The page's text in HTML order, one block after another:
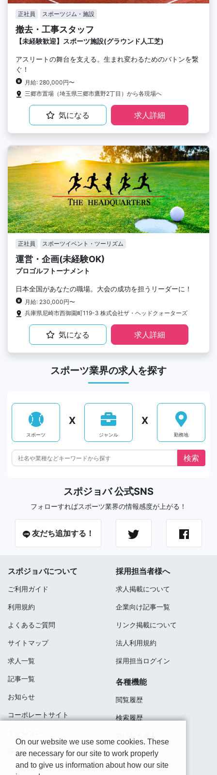
正社員 スポーツジム・施設
撤去・工事スタッフ
【未経験歓迎】スポーツ施設(グラウンド人工芝)
アスリートの舞台を支える。生まれ変わるためのバトンを繋
ぐ！
月給: 280,000円〜
三郷市置場（埼玉県三郷市鷹野2丁目）から各現場へ
気になる 求人詳細
正社員 スポーツイベント・ツーリズム
運営・企画(未経験OK)
プロゴルフトーナメント
日本全国があなたの職場。大会の成功を担うリーダーに！
月給: 230,000円〜
兵庫県尼崎市西御園町119-3 株式会社ザ・ヘッドクォーターズ
気になる 求人詳細
スポーツ業界の求人を探す
スポーツ
X
ジャンル
X
勤務地
スポジョバ 公式SNS
フォローすればスポーツ業界の情報感度が上がる！
友だち追加する！
スポジョバについて
ご利用ガイド
利用規約
よくあるご質問
サイトマップ
求人一覧
記事一覧
お知らせ
コーポレートサイト
採用情報
採用担当者様へ
求人掲載について
企業向け記事一覧
リンク掲載について
法人利用規約
採用担当ログイン
各種機能
閲覧履歴
検索履歴
応募済み
On our website we use some cookies. These
are necessary for our site to work properly
and to give us information about how our site